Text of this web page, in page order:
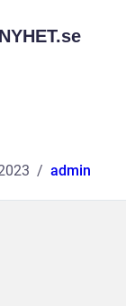
se
admin